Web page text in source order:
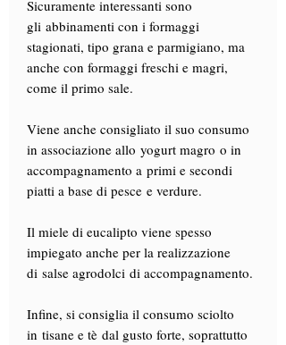
Sicuramente interessanti sono
gli abbinamenti con i formaggi
stagionati, tipo grana e parmigiano, ma
anche con formaggi freschi e magri,
come il primo sale.
Viene anche consigliato il suo consumo
in associazione allo yogurt magro o in
accompagnamento a primi e secondi
piatti a base di pesce e verdure.
Il miele di eucalipto viene spesso
impiegato anche per la realizzazione
di salse agrodolci di accompagnamento.
Infine, si consiglia il consumo sciolto
in tisane e tè dal gusto forte, soprattutto